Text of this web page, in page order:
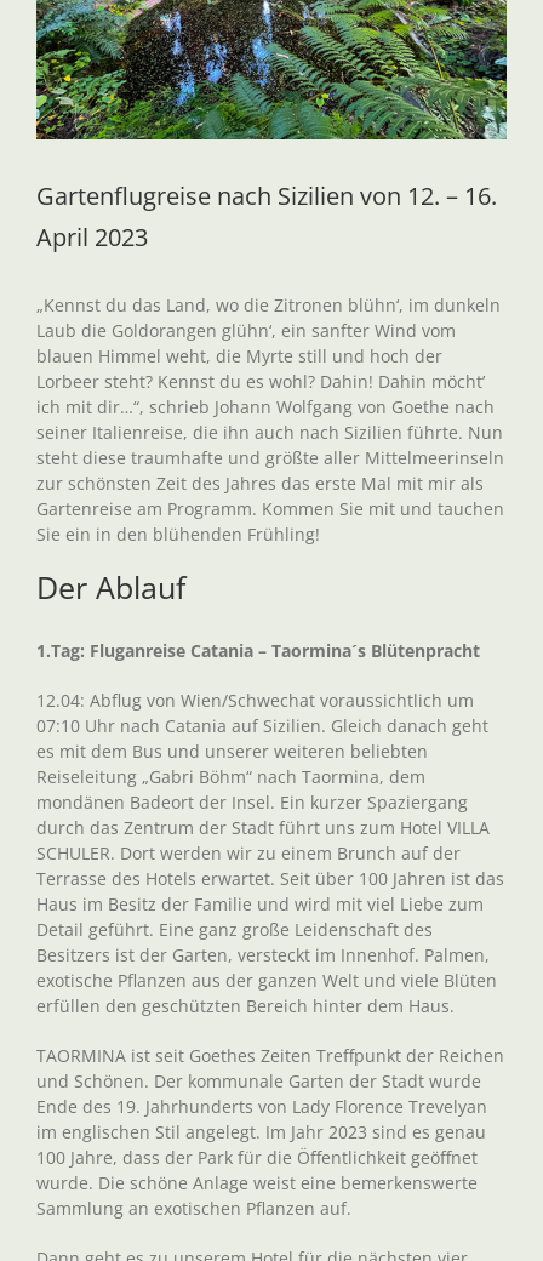
Gartenflugreise nach Sizilien von 12. – 16.
April 2023
„Kennst du das Land, wo die Zitronen blühn‘, im dunkeln
Laub die Goldorangen glühn‘, ein sanfter Wind vom
blauen Himmel weht, die Myrte still und hoch der
Lorbeer steht? Kennst du es wohl? Dahin! Dahin möcht’
ich mit dir…“, schrieb Johann Wolfgang von Goethe nach
seiner Italienreise, die ihn auch nach Sizilien führte. Nun
steht diese traumhafte und größte aller Mittelmeerinseln
zur schönsten Zeit des Jahres das erste Mal mit mir als
Gartenreise am Programm. Kommen Sie mit und tauchen
Sie ein in den blühenden Frühling!
Der Ablauf
1.Tag: Fluganreise Catania – Taormina´s Blütenpracht
12.04: Abflug von Wien/Schwechat voraussichtlich um
07:10 Uhr nach Catania auf Sizilien. Gleich danach geht
es mit dem Bus und unserer weiteren beliebten
Reiseleitung „Gabri Böhm“ nach Taormina, dem
mondänen Badeort der Insel. Ein kurzer Spaziergang
durch das Zentrum der Stadt führt uns zum Hotel VILLA
SCHULER. Dort werden wir zu einem Brunch auf der
Terrasse des Hotels erwartet. Seit über 100 Jahren ist das
Haus im Besitz der Familie und wird mit viel Liebe zum
Detail geführt. Eine ganz große Leidenschaft des
Besitzers ist der Garten, versteckt im Innenhof. Palmen,
exotische Pflanzen aus der ganzen Welt und viele Blüten
erfüllen den geschützten Bereich hinter dem Haus.
TAORMINA ist seit Goethes Zeiten Treffpunkt der Reichen
und Schönen. Der kommunale Garten der Stadt wurde
Ende des 19. Jahrhunderts von Lady Florence Trevelyan
im englischen Stil angelegt. Im Jahr 2023 sind es genau
100 Jahre, dass der Park für die Öffentlichkeit geöffnet
wurde. Die schöne Anlage weist eine bemerkenswerte
Sammlung an exotischen Pflanzen auf.